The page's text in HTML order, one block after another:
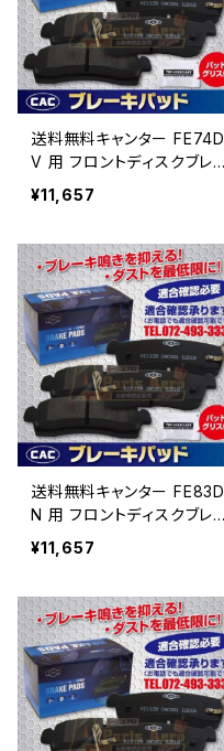
送料無料キャンター FE74D
V 用 フロントディスクブレ
ーキパッド左右 ＰＡ513
（CAC）/専用グリス付Ｗキャ
¥11,657
送料無料キャンター FE83D
N 用 フロントディスクブレ
ーキパッド左右 ＰＡ513
（CAC）/専用グリス付Ｗキャ
¥11,657